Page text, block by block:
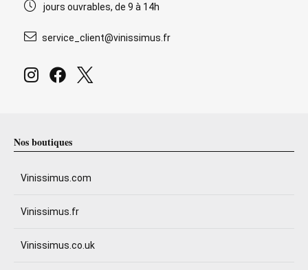
jours ouvrables, de 9 à 14h
service_client@vinissimus.fr
Nos boutiques
Vinissimus.com
Vinissimus.fr
Vinissimus.co.uk